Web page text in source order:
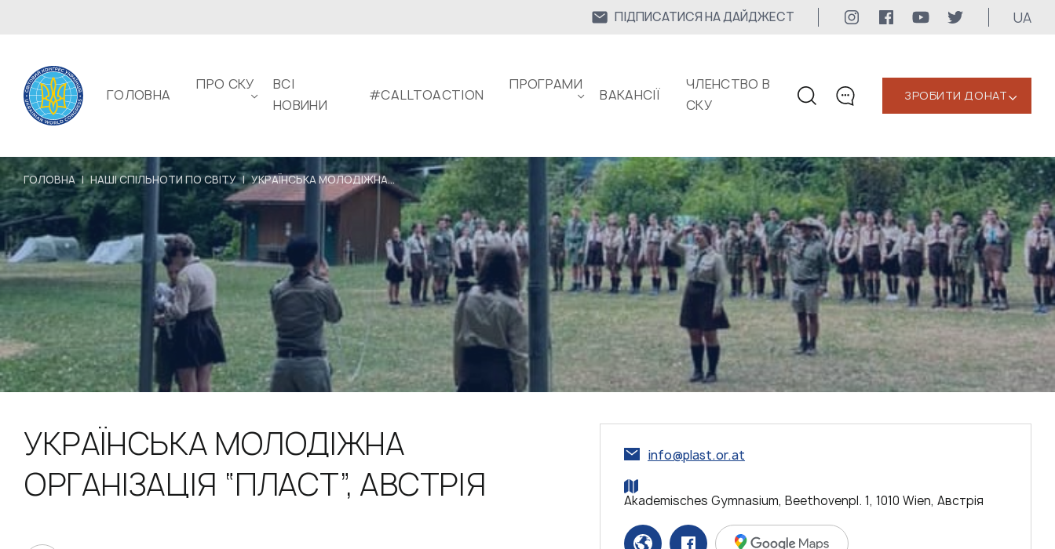
ПІДПИСАТИСЯ НА ДАЙДЖЕСТ UA
ГОЛОВНА
ПРО СКУ
ВСІ
НОВИНИ
#CALLTOACTION
ПРОГРАМИ
ВАКАНСІЇ
ЧЛЕНСТВО В
СКУ
КОНТАКТИ
+1 416 323-3020
uwc@ukrainianworldcongress.org
МЕДІА КОНТАКТИ
Для медіа
24/7
uwc@ukrainianworldcongress.org
FB: @uwcongress
ЗРОБИТИ ДОНАТ‹
ГОЛОВНА | НАШІ СПІЛЬНОТИ ПО СВІТУ | УКРАЇНСЬКА МОЛОДІЖНА...
УКРАЇНСЬКА МОЛОДІЖНА
ОРГАНІЗАЦІЯ “ПЛАСТ”, АВСТРІЯ
info@plast.or.at
Akademisches Gymnasium, Beethovenpl. 1, 1010 Wien, Австрія